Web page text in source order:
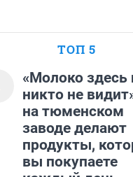
ТОП 5
«Молоко здесь
никто не
на тюменском
заводе делают
продукты,
вы покупаете